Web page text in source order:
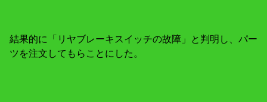
結果的に「リヤブレーキスイッチの故障」と判明し、パー
ツを注文してもらことにした。